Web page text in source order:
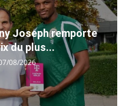
Joseph remporte
du plus...
08/2026